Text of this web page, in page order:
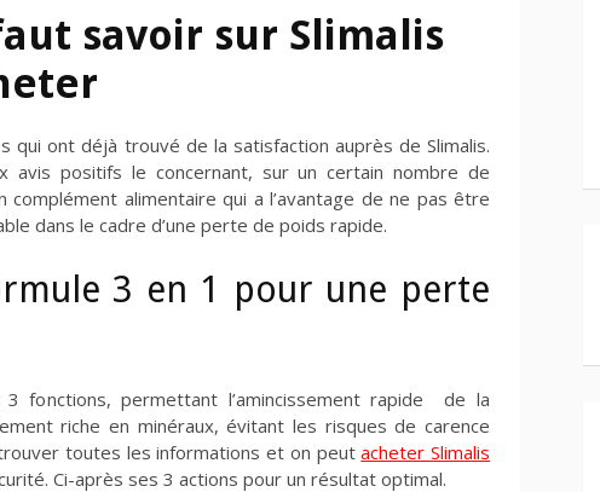
savoir sur Slimalis
qui ont déjà trouvé de la satisfaction auprès de Slimalis.
avis positifs le concernant, sur un certain nombre de
complément alimentaire qui a l’avantage de ne pas être
dans le cadre d’une perte de poids rapide.
3 en 1 pour une perte
fonctions, permettant l’amincissement rapide de la
riche en minéraux, évitant les risques de carence
toutes les informations et on peutacheter Slimalis
Ci-après ses 3 actions pour un résultat optimal.